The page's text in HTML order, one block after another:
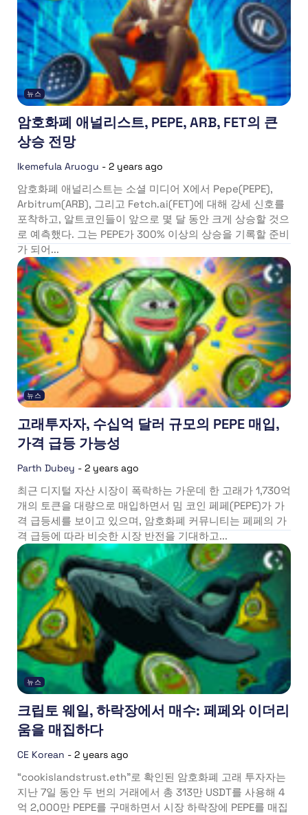
뉴스
암호화폐 애널리스트, PEPE, ARB, FET의 큰
상승 전망
Ikemefula Aruogu - 2 years ago
암호화폐 애널리스트는 소셜 미디어 X에서 Pepe(PEPE),
Arbitrum(ARB), 그리고 Fetch.ai(FET)에 대해 강세 신호를
포착하고, 알트코인들이 앞으로 몇 달 동안 크게 상승할 것으
로 예측했다. 그는 PEPE가 300% 이상의 상승을 기록할 준비
가 되어...
뉴스
고래투자자, 수십억 달러 규모의 PEPE 매입,
가격 급등 가능성
Parth Dubey - 2 years ago
최근 디지털 자산 시장이 폭락하는 가운데 한 고래가 1,730억
개의 토큰을 대량으로 매입하면서 밈 코인 페페(PEPE)가 가
격 급등세를 보이고 있으며, 암호화폐 커뮤니티는 페페의 가
격 급등에 따라 비슷한 시장 반전을 기대하고...
뉴스
크립토 웨일, 하락장에서 매수: 페페와 이더리
움을 매집하다
CE Korean - 2 years ago
“cookislandstrust.eth”로 확인된 암호화폐 고래 투자자는
지난 7일 동안 두 번의 거래에서 총 313만 USDT를 사용해 4
억 2,000만 PEPE를 구매하면서 시장 하락장에 PEPE를 매집